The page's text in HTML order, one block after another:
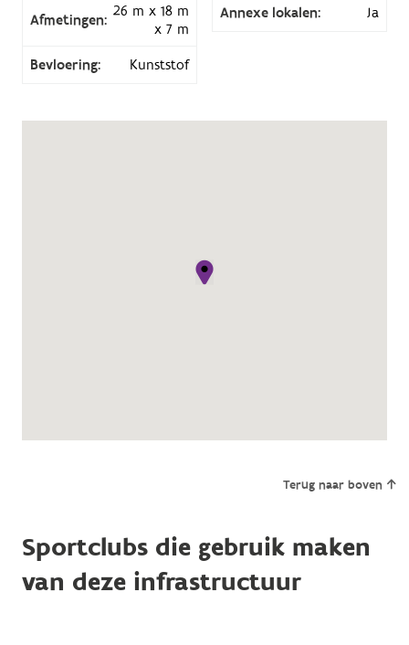
Afmetingen: 26 m x 18 m
x 7 m
Annexe lokalen: Ja
Bevloering: Kunststof
Terug naar boven
Sportclubs die gebruik maken
van deze infrastructuur